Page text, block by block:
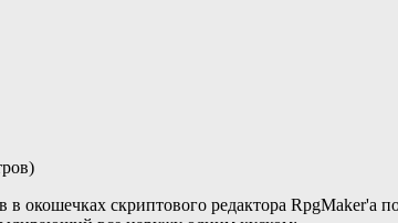
в окошечках скриптового редактора RpgMaker'а